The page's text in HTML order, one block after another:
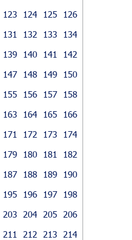
123 124 125
126
131 132 133
134
139 140 141
142
147 148 149
150
155 156 157
158
163 164 165
166
171 172 173
174
179 180 181
182
187 188 189
190
195 196 197
198
203 204 205
206
211 212 213
214